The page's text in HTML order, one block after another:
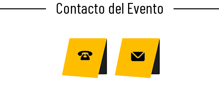
Contacto del Evento